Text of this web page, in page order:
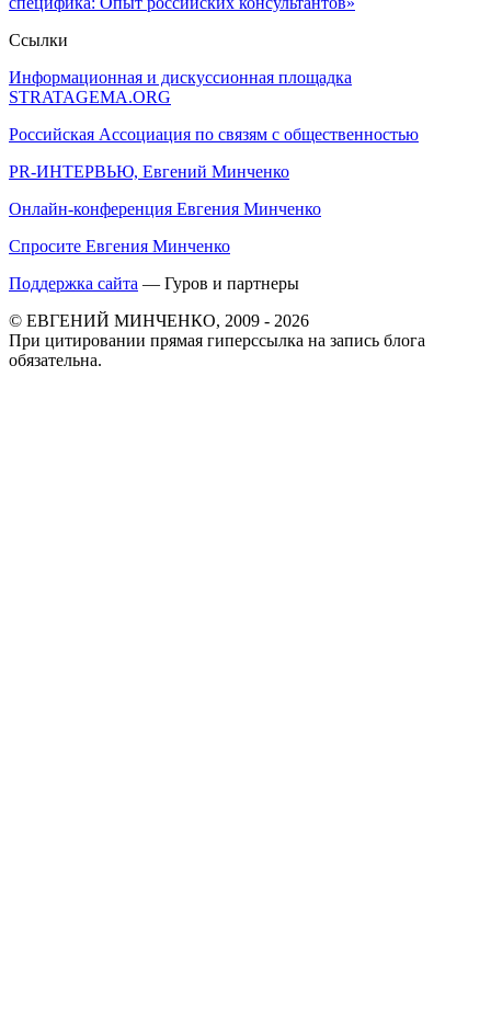
Ссылки
Информационная и дискуссионная площадка
STRATAGEMA.ORG
Российская Ассоциация по связям с общественностью
PR-ИНТЕРВЬЮ, Евгений Минченко
Онлайн-конференция Евгения Минченко
Спросите Евгения Минченко
Поддержка сайта — Гуров и партнеры
© ЕВГЕНИЙ МИНЧЕНКО, 2009 - 2026
При цитировании прямая гиперссылка на запись блога
обязательна.